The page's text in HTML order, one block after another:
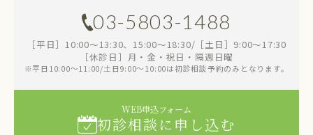
03-5803-1488
［平日］10:00～13:30、15:00～18:30/［土日］9:00～17:30
［休診日］月・金・祝日・隔週日曜
※平日10:00～11:00/土日9:00～10:00は初診相談予約のみとなります。
WEB申込フォーム
初診相談に申し込む